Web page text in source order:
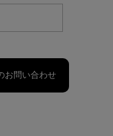
お問い合わせ